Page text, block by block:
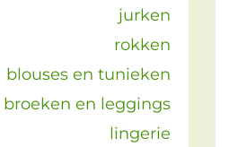
jurken
rokken
blouses en tunieken
broeken en leggings
lingerie